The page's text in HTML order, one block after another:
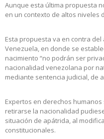
Aunque esta última propuesta
en un contexto de altos niveles
Esta propuesta va en contra del
Venezuela, en donde se
nacimiento “no podrán ser
nacionalidad venezolana por
mediante sentencia judicial, de
Expertos en derechos
retirarse la nacionalidad
situación de apátrida, al
constitucionales.